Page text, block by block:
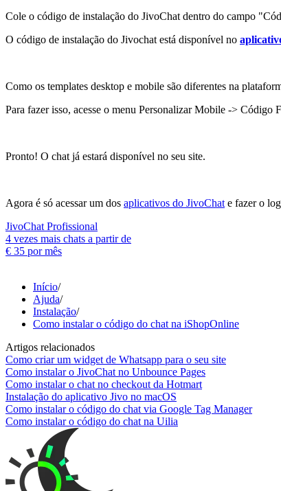
Cole o código de instalação do JivoChat dentro do campo
O código de instalação do Jivochat está disponível no
Como os templates desktop e mobile são diferentes na
Para fazer isso, acesse o menu Personalizar Mobile ->
Pronto! O chat já estará disponível no seu site.
Agora é só acessar um dos aplicativos do JivoChat e fazer o
JivoChat Profissional
4 vezes mais chats a partir de
€ 35 por mês
Início/
Ajuda/
Instalação/
Como instalar o código do chat na iShopOnline
Artigos relacionados
Como criar um widget de Whatsapp para o seu site
Como instalar o JivoChat no Unbounce Pages
Como instalar o chat no checkout da Hotmart
Instalação do aplicativo Jivo no macOS
Como instalar o código do chat via Google Tag Manager
Como instalar o código do chat na Uilia